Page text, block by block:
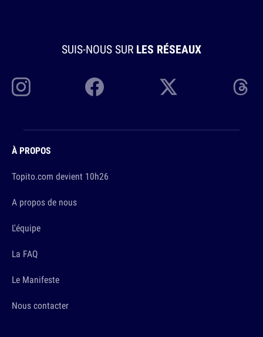
SUIS-NOUS SUR LES RÉSEAUX
À PROPOS
Topito.com devient 10h26
A propos de nous
L'équipe
La FAQ
Le Manifeste
Nous contacter